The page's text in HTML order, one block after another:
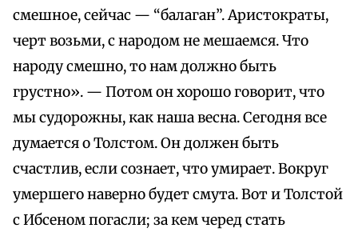
смешное, сейчас — “балаган”. Аристократы,
черт возьми, с народом не мешаемся. Что
народу смешно, то нам должно быть
грустно». — Потом он хорошо говорит, что
мы судорожны, как наша весна. Сегодня все
думается о Толстом. Он должен быть
счастлив, если сознает, что умирает. Вокруг
умершего наверно будет смута. Вот и Толстой
с Ибсеном погасли; за кем черед стать